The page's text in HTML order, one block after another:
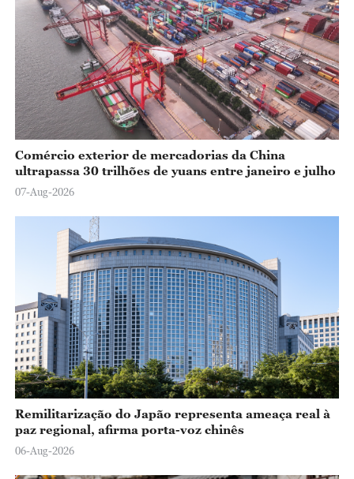
Comércio exterior de mercadorias da China
ultrapassa 30 trilhões de yuans entre janeiro e julho
07-Aug-2026
Remilitarização do Japão representa ameaça real à
paz regional, afirma porta-voz chinês
06-Aug-2026